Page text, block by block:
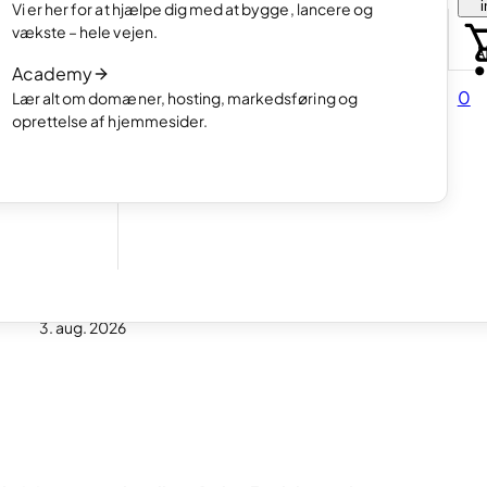
Vi er her for at hjælpe dig med at bygge, lancere og
vækste – hele vejen.
Academy
Lær alt om domæner, hosting, markedsføring og
oprettelse af hjemmesider.
0
at
Læs artiklen
Hvordan man laver en hjemmeside med
3. aug. 2026